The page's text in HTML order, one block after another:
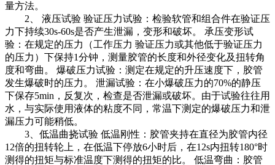
量方法。
2、 液压试验 验证压力试验：检验软管和组合件在验证压
力下持续30s-60s是否产生泄漏，变形和破坏。 承压变形试
验：在规定的压力（工作压力 验证压力或其他低于验证压力
的压力）下保持1分钟，测量胶管的长度和外径变化及扭转角
度和弯曲。 爆破压力试验：测定在规定的升压速度下，胶管
发生爆破时的压力。 泄漏试验：在小爆破压力的70%的静压
下保存5min，反复次，检查是否泄漏或破坏。由于试验往往用
水，与实际使用液体的粘度不同，常温下测定的爆破压力和泄
漏压力可能稍低。
3、低温曲挠试验 低温刚性：胶管夹持在直径为胶管内径
12倍的扭转轮上，在低温下停放6小时后，在12s内扭转180°时
测得的扭矩与标准温度下测得的扭矩的比。 低温弯曲：胶管